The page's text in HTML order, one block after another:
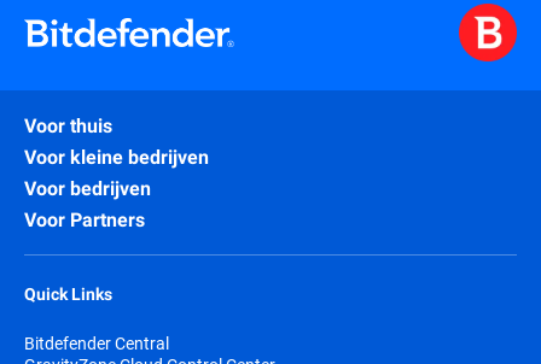
Voor thuis
Voor kleine bedrijven
Voor bedrijven
Voor Partners
Quick Links
Bitdefender Central